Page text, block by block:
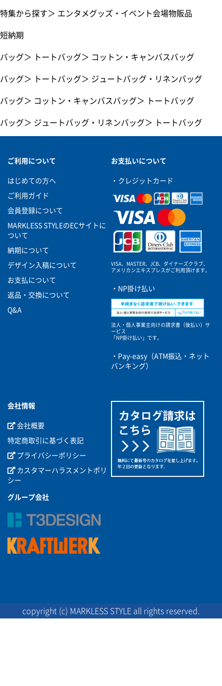
特集から探す＞ エンタメグッズ・イベント会場物販品
短納期
バッグ＞ トートバッグ＞ コットン・キャンバスバッグ
バッグ＞ トートバッグ＞ ジュートバッグ・リネンバッグ
バッグ＞ コットン・キャンバスバッグ＞ トートバッグ
バッグ＞ ジュートバッグ・リネンバッグ＞ トートバッグ
ご利用について
はじめての方へ
ご利用ガイド
会員登録について
MARKLESS STYLEのECサイトに
ついて
納期について
デザイン入稿について
お支払について
返品・交換について
Q&A
お支払いについて
・クレジットカード
VISA、MASTER、JCB、ダイナーズクラブ、
アメリカンエキスプレスがご利用頂けます。
・NP掛け払い
法人・個人事業主向けの請求書（後払い）サ
ービス
「NP掛け払い」です。
・Pay-easy（ATM振込・ネット
バンキング）
会社情報
会社概要
特定商取引に基づく表記
プライバシーポリシー
カスタマーハラスメントポリ
シー
グループ会社
copyright (c) MARKLESS STYLE all rights reserved.